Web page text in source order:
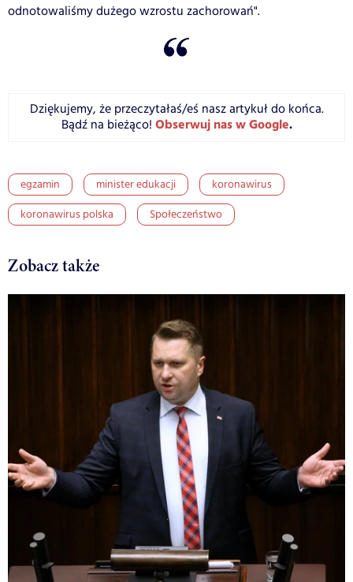
odnotowaliśmy dużego wzrostu zachorowań".
Dziękujemy, że przeczytałaś/eś nasz artykuł do końca.
Bądź na bieżąco! Obserwuj nas w Google.
egzamin minister edukacji
koronawirus
koronawirus polska
Społeczeństwo
Zobacz także